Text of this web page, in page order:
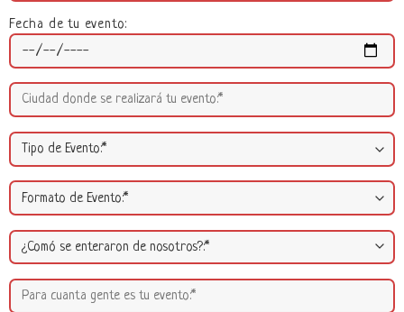
Fecha de tu evento: